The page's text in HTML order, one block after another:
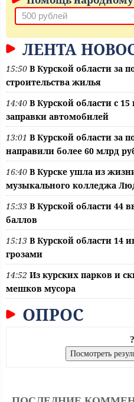
ЛЕНТА
15:50 В Курской области за
строительства жилья
14:40 В Курской области с
заправки автомобилей
13:01 В Курской области за
направили более 60 млрд
16:40 В Курске ушла из
музыкального колледжа
15:33 В Курской области 44
баллов
15:13 В Курской области 14
грозами
14:52 Из курских парков и
мешков мусора
ОПРОС
?